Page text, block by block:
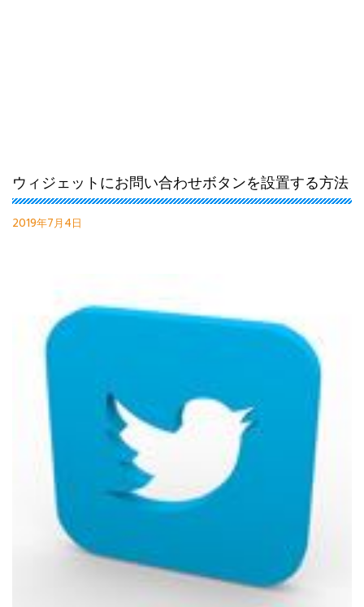
ウィジェットにお問い合わせボタンを設置する方法
2019年7月4日